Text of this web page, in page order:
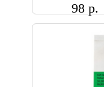
98 р.